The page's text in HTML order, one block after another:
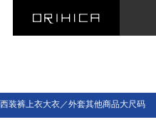
西装裤上衣大衣／外套其他商品大尺码